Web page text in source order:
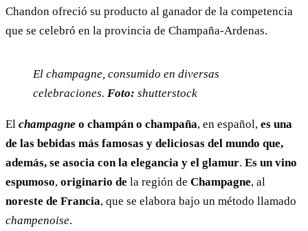
Chandon ofreció su producto al ganador de la competencia
que se celebró en la provincia de Champaña-Ardenas.
El champagne, consumido en diversas
celebraciones. Foto: shutterstock
El champagne o champán o champaña, en español, es una
de las bebidas más famosas y deliciosas del mundo que,
además, se asocia con la elegancia y el glamur. Es un vino
espumoso, originario de la región de Champagne, al
noreste de Francia, que se elabora bajo un método llamado
champenoise.